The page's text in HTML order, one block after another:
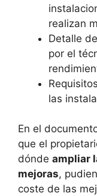
realizan
Detalle
por el
las
En el
que el
dónde ampliar
mejoras,
coste de las